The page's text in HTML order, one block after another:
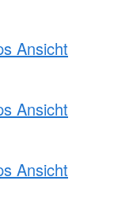
Ansicht
Ansicht
Ansicht